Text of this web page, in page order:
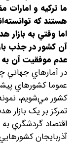
ما ترکيه و
هستند که
اما وقتي به بازار
آن کشور در جذب
عدم موفقيت آن
در آمارهاي جهاني
عموما کشورهاي
کشور مي‌شويم،
تمرکز بر يک
اقتصاد گردشگري
آذربايجان